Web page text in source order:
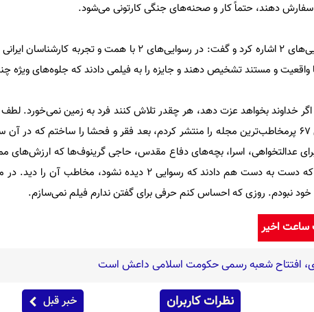
سفارش دهند، حتماً کار و صحنه‌های جنگی کارتونی می‌شود.
وی در ادامه به جلوه‌های ویژه رسوایی‌های 2 اشاره کرد و گفت: در رسوایی‌های 2 با همت و
واقعیت و مستند تشخیص دهند و جایزه را به فیلمی دادند که جلوه‌های ویژه
خداوند بخواهد عزت دهد، هر چقدر تلاش کنند فرد به زمین نمی‌خورد. لطف
عدالتخواهی، اسرا، بچه‌های دفاع مقدس، حاجی گرینوف‌ها که ارزش‌های
می‌دهند، هزینه کردم. در شرایطی که دست به دست هم دادند که رسوایی 2 دیده نشود،
خود نبودم. روزی که احساس کنم حرفی برای گفتن ندارم فیلم نمی‌سازم.
ساعت اخیر
افتتاح شعبه رسمی حکومت اسلامی داعش است
نظرات کاربران خبر قبل